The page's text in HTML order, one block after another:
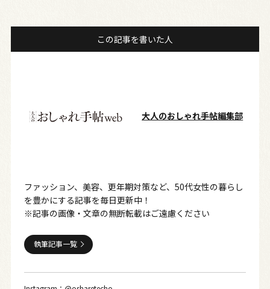
この記事を書いた人
大人のおしゃれ手帖編集部
ファッション、美容、更年期対策など、50代女性の暮らし
を豊かにする記事を毎日更新中！
※記事の画像・文章の無断転載はご遠慮ください
執筆記事一覧